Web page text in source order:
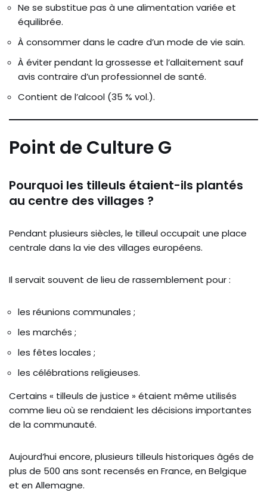
Ne se substitue pas à une alimentation variée et
équilibrée.
À consommer dans le cadre d’un mode de vie sain.
À éviter pendant la grossesse et l’allaitement sauf
avis contraire d’un professionnel de santé.
Contient de l’alcool (35 % vol.).
Point de Culture G
Pourquoi les tilleuls étaient-ils plantés
au centre des villages ?
Pendant plusieurs siècles, le tilleul occupait une place
centrale dans la vie des villages européens.
Il servait souvent de lieu de rassemblement pour :
les réunions communales ;
les marchés ;
les fêtes locales ;
les célébrations religieuses.
Certains « tilleuls de justice » étaient même utilisés
comme lieu où se rendaient les décisions importantes
de la communauté.
Aujourd’hui encore, plusieurs tilleuls historiques âgés de
plus de 500 ans sont recensés en France, en Belgique
et en Allemagne.